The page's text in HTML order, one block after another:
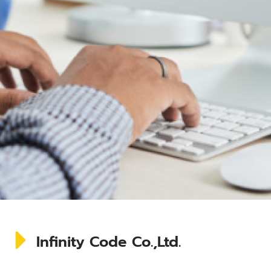
Infinity Code Co.,Ltd.